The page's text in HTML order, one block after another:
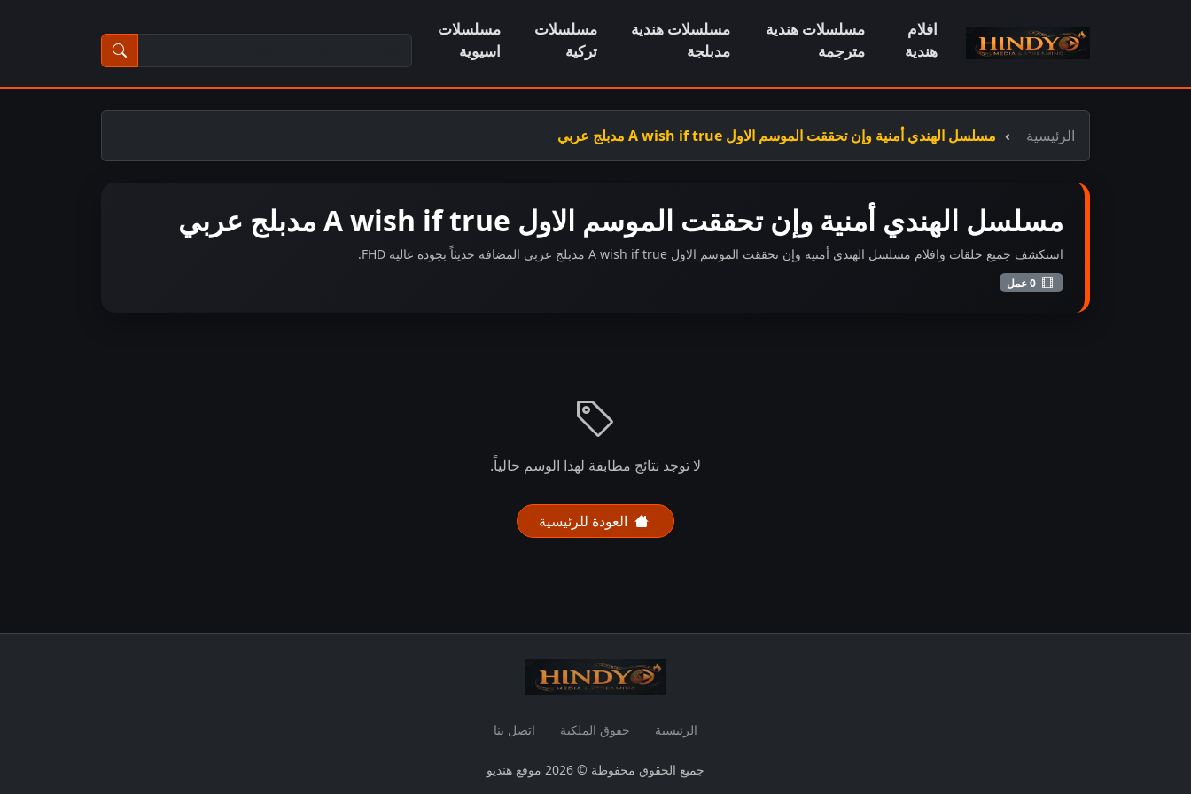
افلام
هندية
مسلسلات هندية
مترجمة
مسلسلات هندية
مدبلجة
مسلسلات
تركية
مسلسلات
اسيوية
الرئيسية مسلسل الهندي أمنية وإن تحققت الموسم الاول A wish if true مدبلج عربي
مسلسل الهندي أمنية وإن تحققت الموسم الاول A wish if true مدبلج عربي
استكشف جميع حلقات وافلام مسلسل الهندي أمنية وإن تحققت الموسم الاول A wish if true مدبلج عربي المضافة حديثاً بجودة عالية FHD.
لا توجد نتائج مطابقة لهذا الوسم حالياً.
العودة للرئيسية
الرئيسية حقوق الملكية اتصل بنا
جميع الحقوق محفوظة © 2026 موقع هنديو